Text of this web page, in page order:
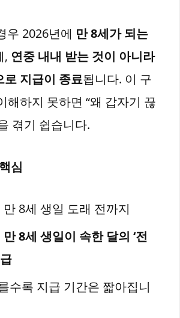
우 2026년에 만 8세가 되는
, 연중 내내 받는 것이 아니라
로 지급이 종료됩니다. 이 구
해하지 못하면 “왜 갑자기 끊
겪기 쉽습니다.
심
8세 생일 도래 전까지
만 8세 생일이 속한 달의 ‘전
수록 지급 기간은 짧아집니